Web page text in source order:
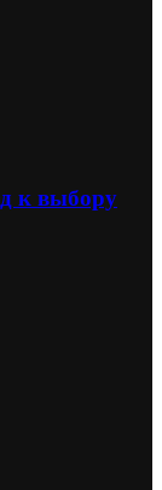
к выбору